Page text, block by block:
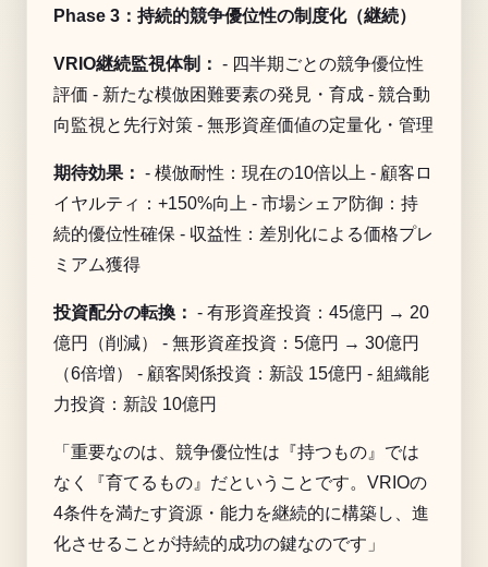
Phase 3：持続的競争優位性の制度化（継続）
VRIO継続監視体制： - 四半期ごとの競争優位性
評価 - 新たな模倣困難要素の発見・育成 - 競合動
向監視と先行対策 - 無形資産価値の定量化・管理
期待効果： - 模倣耐性：現在の10倍以上 - 顧客ロ
イヤルティ：+150%向上 - 市場シェア防御：持
続的優位性確保 - 収益性：差別化による価格プレ
ミアム獲得
投資配分の転換： - 有形資産投資：45億円 → 20
億円（削減） - 無形資産投資：5億円 → 30億円
（6倍増） - 顧客関係投資：新設 15億円 - 組織能
力投資：新設 10億円
「重要なのは、競争優位性は『持つもの』では
なく『育てるもの』だということです。VRIOの
4条件を満たす資源・能力を継続的に構築し、進
化させることが持続的成功の鍵なのです」